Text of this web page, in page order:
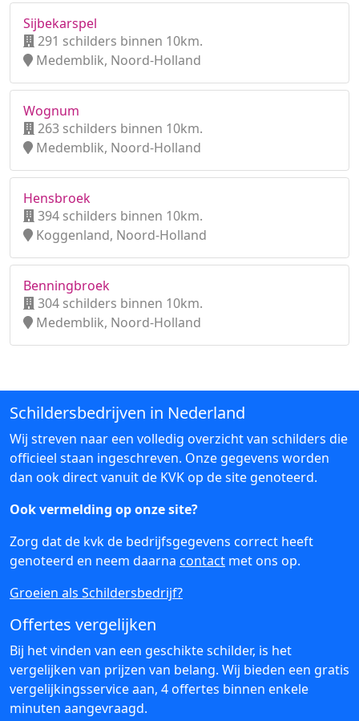
Sijbekarspel
291 schilders binnen 10km.
Medemblik, Noord-Holland
Wognum
263 schilders binnen 10km.
Medemblik, Noord-Holland
Hensbroek
394 schilders binnen 10km.
Koggenland, Noord-Holland
Benningbroek
304 schilders binnen 10km.
Medemblik, Noord-Holland
Schildersbedrijven in Nederland
Wij streven naar een volledig overzicht van schilders die
officieel staan ingeschreven. Onze gegevens worden
dan ook direct vanuit de KVK op de site genoteerd.
Ook vermelding op onze site?
Zorg dat de kvk de bedrijfsgegevens correct heeft
genoteerd en neem daarna contact met ons op.
Groeien als Schildersbedrijf?
Offertes vergelijken
Bij het vinden van een geschikte schilder, is het
vergelijken van prijzen van belang. Wij bieden een gratis
vergelijkingsservice aan, 4 offertes binnen enkele
minuten aangevraagd.